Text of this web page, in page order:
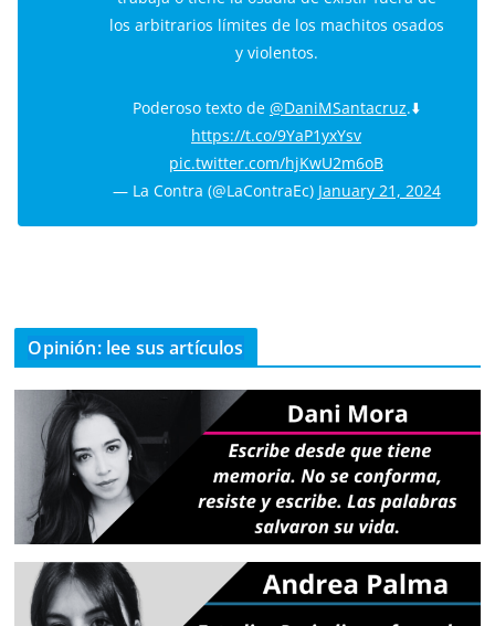
los arbitrarios límites de los machitos osados
y violentos.
Poderoso texto de @DaniMSantacruz.⬇️
https://t.co/9YaP1yxYsv
pic.twitter.com/hjKwU2m6oB
— La Contra (@LaContraEc) January 21, 2024
Opinión: lee sus artículos